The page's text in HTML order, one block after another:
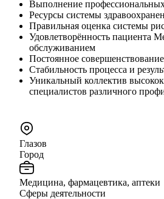
Выполнение профессиональных
Ресурсы системы
Правильная оценка системы
Удовлетворённость пациента
обслуживанием
Постоянное совершенствование
Стабильность процесса и
Уникальный коллектив
специалистов различного
Глазов
Город
Медицина, фармацевтика, аптеки
Сферы деятельности